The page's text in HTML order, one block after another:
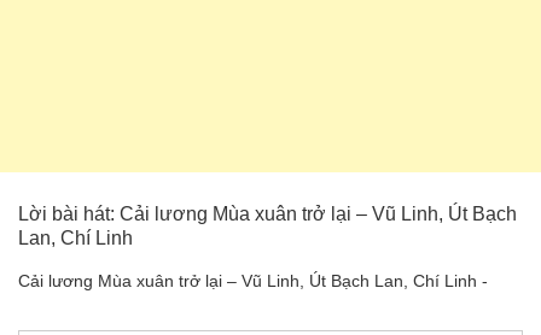
Lời bài hát: Cải lương Mùa xuân trở lại – Vũ Linh, Út Bạch
Lan, Chí Linh
Cải lương Mùa xuân trở lại – Vũ Linh, Út Bạch Lan, Chí Linh -